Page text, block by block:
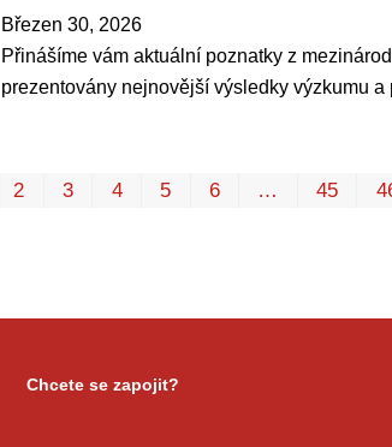
Březen 30, 2026
Přinášíme vám aktuální poznatky z
prezentovány nejnovější výsledky výzkumu
2 3 4 5 6 … 45
Chcete se zapojit?